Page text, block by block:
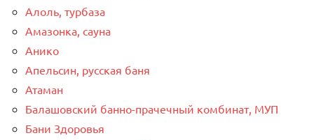
Алоль, турбаза
Амазонка, сауна
Анико
Апельсин, русская баня
Атаман
Балашовский банно-прачечный комбинат, МУП
Бани Здоровья